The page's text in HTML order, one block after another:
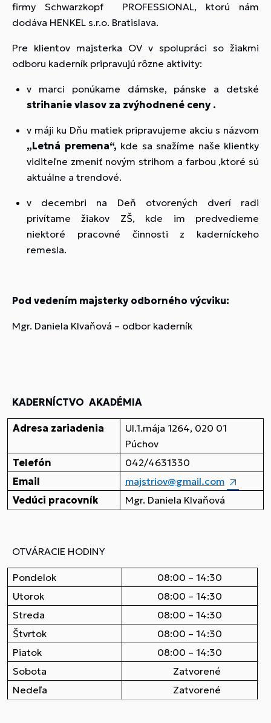
firmy Schwarzkopf PROFESSIONAL, ktorú nám
dodáva HENKEL s.r.o. Bratislava.
Pre klientov majsterka OV v spolupráci so žiakmi
odboru kaderník pripravujú rôzne aktivity:
v marci ponúkame dámske, pánske a detské
strihanie vlasov za zvýhodnené ceny .
v máji ku Dňu matiek pripravujeme akciu s názvom
„Letná premena“, kde sa snažíme naše klientky
viditeľne zmeniť novým strihom a farbou ,ktoré sú
aktuálne a trendové.
v decembri na Deň otvorených dverí radi
privítame žiakov ZŠ, kde im predvedieme
niektoré pracovné činnosti z kaderníckeho
remesla.
Pod vedením majsterky odborného výcviku:
Mgr. Daniela Klvaňová – odbor kaderník
KADERNÍCTVO AKADÉMIA
Adresa zariadenia
Ul.1.mája 1264, 020 01
Púchov
Telefón
042/4631330
Email
majstriov@gmail.com
Vedúci pracovník
Mgr. Daniela Klvaňová
OTVÁRACIE HODINY
Pondelok
08:00 – 14:30
Utorok
08:00 – 14:30
Streda
08:00 – 14:30
Štvrtok
08:00 – 14:30
Piatok
08:00 – 14:30
Sobota
Zatvorené
Nedeľa
Zatvorené